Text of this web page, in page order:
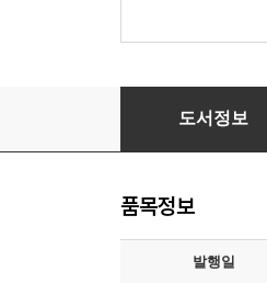
30th
도서정보
품목정보
발행일